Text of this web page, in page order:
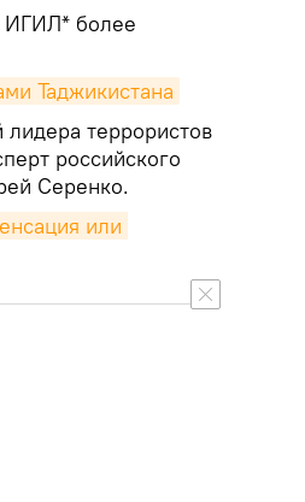
ИГИЛ* более
Таджикистана
лидера террористов
российского
Серенко.
или